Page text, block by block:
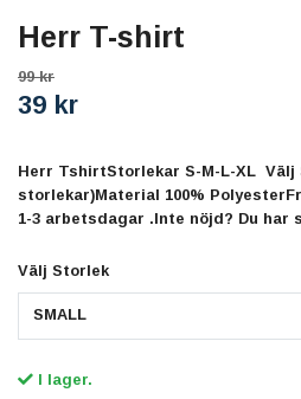
Herr T-shirt
99 kr
39 kr
Herr TshirtStorlekar S-M-L-XL
storlekar)Material 100%
1-3 arbetsdagar .Inte nöjd? Du har
Välj Storlek
SMALL
I lager.